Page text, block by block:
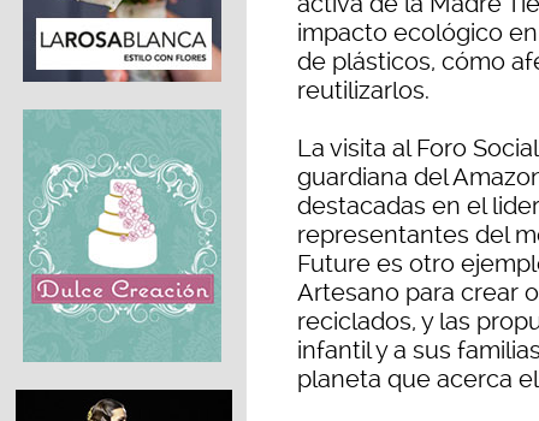
impacto ecológico
de plásticos, cómo
reutilizarlos.
La visita al Foro
guardiana del
destacadas en el
representantes del
Future es otro
Artesano para crear
reciclados, y las
infantil y a sus
planeta que acerca